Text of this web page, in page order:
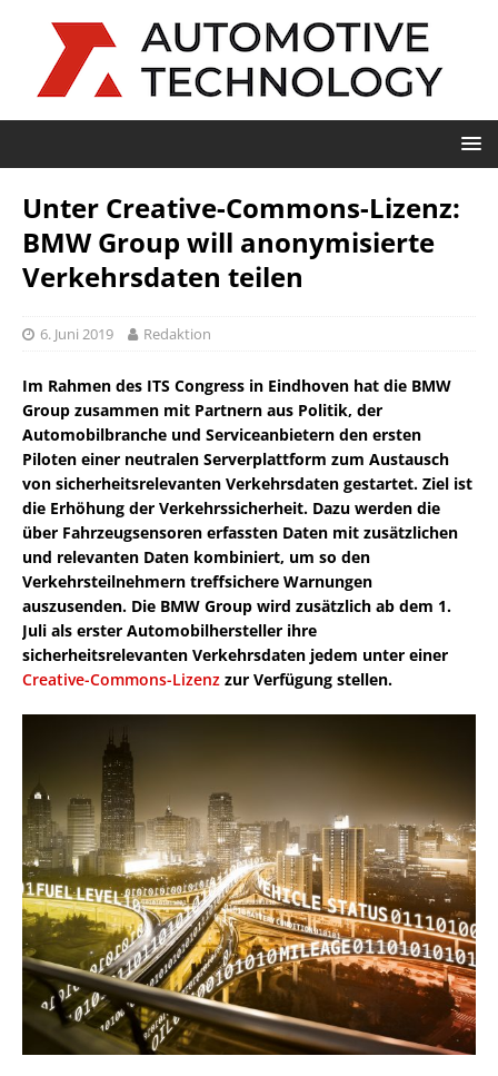
Unter Creative-Commons-Lizenz:
BMW Group will anonymisierte
Verkehrsdaten teilen
6. Juni 2019 Redaktion
Im Rahmen des ITS Congress in Eindhoven hat die BMW
Group zusammen mit Partnern aus Politik, der
Automobilbranche und Serviceanbietern den ersten
Piloten einer neutralen Serverplattform zum Austausch
von sicherheitsrelevanten Verkehrsdaten gestartet. Ziel ist
die Erhöhung der Verkehrssicherheit. Dazu werden die
über Fahrzeugsensoren erfassten Daten mit zusätzlichen
und relevanten Daten kombiniert, um so den
Verkehrsteilnehmern treffsichere Warnungen
auszusenden. Die BMW Group wird zusätzlich ab dem 1.
Juli als erster Automobilhersteller ihre
sicherheitsrelevanten Verkehrsdaten jedem unter einer
Creative-Commons-Lizenz zur Verfügung stellen.